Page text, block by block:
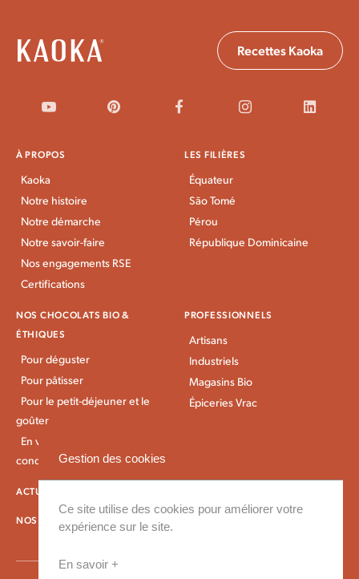
Recettes Kaoka
À PROPOS
Kaoka
Notre histoire
Notre démarche
Notre savoir-faire
Nos engagements RSE
Certifications
LES FILIÈRES
Équateur
São Tomé
Pérou
République Dominicaine
NOS CHOCOLATS BIO &
ÉTHIQUES
Pour déguster
Pour pâtisser
Pour le petit-déjeuner et le
goûter
En vrac et gros
conditionnement
PROFESSIONNELS
Artisans
Industriels
Magasins Bio
Épiceries Vrac
ACTUALITÉS KAOKA
NOS CONDITIONS DE LIVRAISON
Gestion des cookies
Ce site utilise des cookies pour améliorer votre
expérience sur le site.
En savoir +